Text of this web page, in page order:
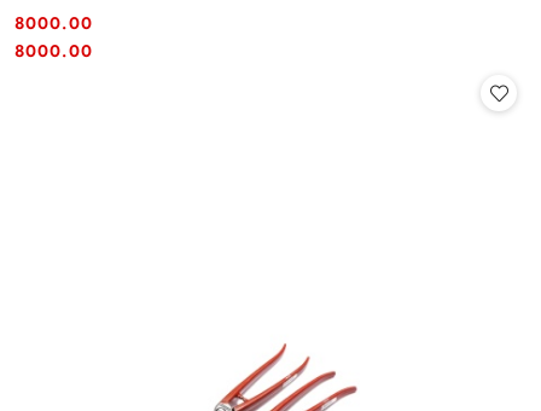
Cena:
8000.00
Cena:
8000.00